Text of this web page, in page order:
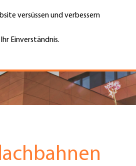
versüssen und verbessern
Einverständnis.
Top